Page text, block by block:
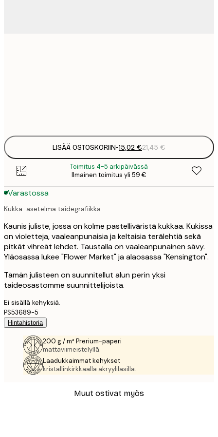
LISÄÄ OSTOSKORIIN-15,02 €21,45 €
Toimitus 4-5 arkipäivässä
Ilmainen toimitus yli 59 €
Varastossa
Kukka-asetelma taidegrafiikka
Kaunis juliste, jossa on kolme pastelliväristä kukkaa. Kukissa
on violetteja, vaaleanpunaisia ja keltaisia terälehtiä sekä
pitkät vihreät lehdet. Taustalla on vaaleanpunainen sävy.
Yläosassa lukee "Flower Market" ja alaosassa "Kensington".
Tämän julisteen on suunnitellut alun perin yksi
taideosastomme suunnittelijoista.
Ei sisällä kehyksiä.
PS53689-5
Hintahistoria
200 g / m² Prerium-paperi
mattaviimeistelyllä.
Laadukkaimmat kehykset
kristallinkirkkaalla akryylilasilla.
Muut ostivat myös